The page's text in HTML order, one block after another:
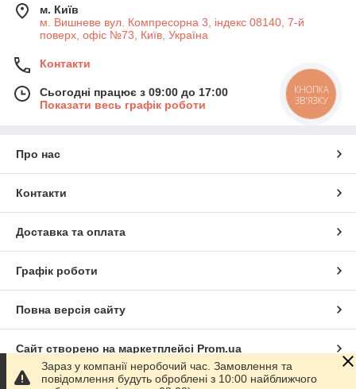
м. Київ
м. Вишневе вул. Компресорна 3, індекс 08140, 7-й
поверх, офіс №73, Київ, Україна
Контакти
Сьогодні працює з 09:00 до 17:00
Показати весь графік роботи
Про нас
Контакти
Доставка та оплата
Графік роботи
Повна версія сайту
Сайт створено на маркетплейсі Prom.ua
Зараз у компанії неробочий час. Замовлення та
повідомлення будуть оброблені з 10:00 найближчого
КНОПКА
ЗВ'ЯЗКУ